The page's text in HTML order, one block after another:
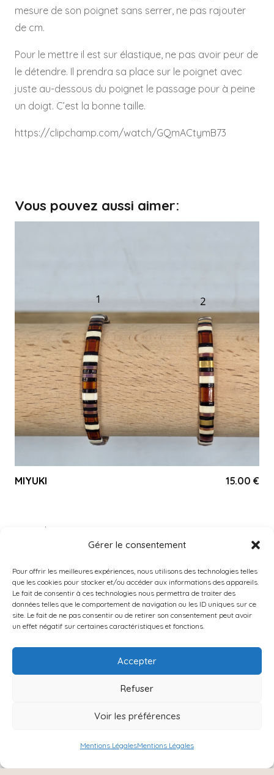
Gérer le consentement
Pour offrir les meilleures expériences, nous utilisons des technologies telles
que les cookies pour stocker et/ou accéder aux informations des appareils.
Le fait de consentir à ces technologies nous permettra de traiter des
données telles que le comportement de navigation ou les ID uniques sur ce
site. Le fait de ne pas consentir ou de retirer son consentement peut avoir
un effet négatif sur certaines caractéristiques et fonctions.
Accepter
Refuser
Voir les préférences
Mentions LégalesMentions Légales
mesure de son poignet sans serrer, ne pas rajouter
de cm.
Pour le mettre il est sur élastique, ne pas avoir peur de
le détendre. Il prendra sa place sur le poignet avec
juste au-dessous du poignet le passage pour à peine
un doigt. C’est la bonne taille.
https://clipchamp.com/watch/GQmACtymB73
Vous pouvez aussi aimer:
MIYUKI 15.00 €
Accueil
Catégories
PRODUITS POPULAIRES
Instagram
Contact